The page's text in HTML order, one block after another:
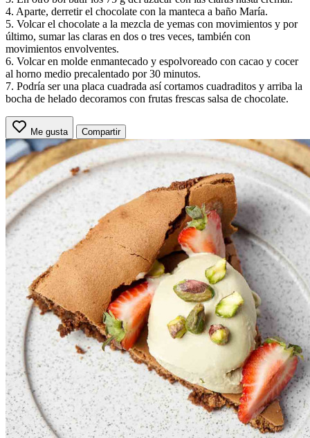
4. Aparte, derretir el chocolate con la manteca a baño María.
5. Volcar el chocolate a la mezcla de yemas con movimientos y por
último, sumar las claras en dos o tres veces, también con
movimientos envolventes.
6. Volcar en molde enmantecado y espolvoreado con cacao y cocer
al horno medio precalentado por 30 minutos.
7. Podría ser una placa cuadrada así cortamos cuadraditos y arriba la
bocha de helado decoramos con frutas frescas salsa de chocolate.
Me gusta Compartir